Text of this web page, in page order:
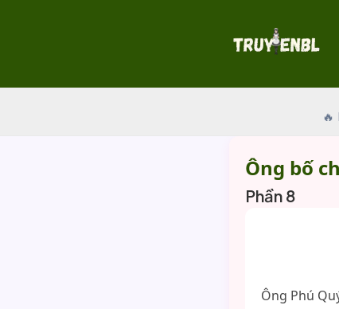
🔥
Ông bố
Phần 8
Ông Phú